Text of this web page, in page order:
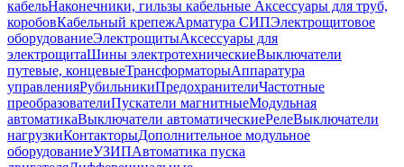
кабельНаконечники, гильзы кабельные Аксессуары для труб,
коробовКабельный крепежАрматура СИПЭлектрощитовое
оборудованиеЭлектрощитыАксессуары для
электрощитаШины электротехническиеВыключатели
путевые, концевыеТрансформаторыАппаратура
управленияРубильникиПредохранителиЧастотные
преобразователиПускатели магнитныеМодульная
автоматикаВыключатели автоматическиеРелеВыключатели
нагрузкиКонтакторыДополнительное модульное
оборудованиеУЗИПАвтоматика пуска